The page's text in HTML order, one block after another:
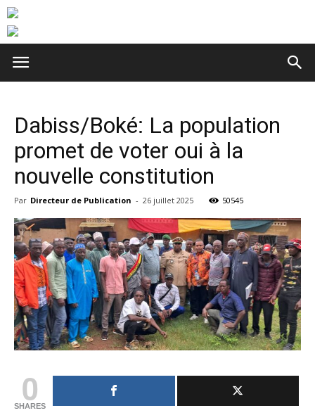
Dabiss/Boké: La population
promet de voter oui à la
nouvelle constitution
Par Directeur de Publication - 26 juillet 2025 50545
0
SHARES